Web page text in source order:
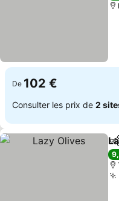
De 102 €
Consulter les prix de 2